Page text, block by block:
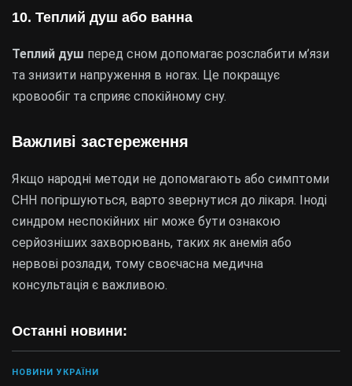
Останні новини:
НОВИНИ УКРАЇНИ
10. Теплий душ або ванна
Теплий душ перед сном допомагає розслабити м’язи
та знизити напруження в ногах. Це покращує
кровообіг та сприяє спокійному сну.
Важливі застереження
Якщо народні методи не допомагають або симптоми
СНН погіршуються, варто звернутися до лікаря. Іноді
синдром неспокійних ніг може бути ознакою
серйозніших захворювань, таких як анемія або
нервові розлади, тому своєчасна медична
консультація є важливою.